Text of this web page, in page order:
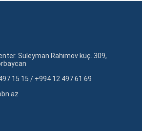
Suleyman Rahimov küç. 309,
15 15 / +994 12 497 61 69